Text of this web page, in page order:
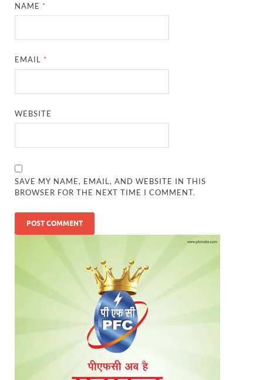
NAME *
EMAIL *
WEBSITE
SAVE MY NAME, EMAIL, AND WEBSITE IN THIS
BROWSER FOR THE NEXT TIME I COMMENT.